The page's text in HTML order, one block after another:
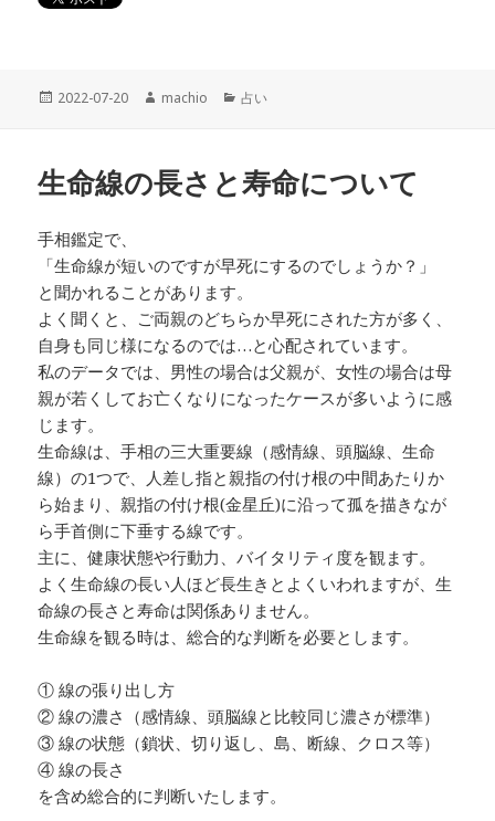
投
2022-07-20
作
machio
カ
ー
占い
生命線の長さと寿命について
手相鑑定で、
「生命線が短いのですが早死にするのでしょうか？」
と聞かれることがあります。
よく聞くと、ご両親のどちらか早死にされた方が多く、
自身も同じ様になるのでは…と心配されています。
私のデータでは、男性の場合は父親が、女性の場合は母
親が若くしてお亡くなりになったケースが多いように感
じます。
生命線は、手相の三大重要線（感情線、頭脳線、生命
線）の1つで、人差し指と親指の付け根の中間あたりか
ら始まり、親指の付け根(金星丘)に沿って孤を描きなが
ら手首側に下垂する線です。
主に、健康状態や行動力、バイタリティ度を観ます。
よく生命線の長い人ほど長生きとよくいわれますが、生
命線の長さと寿命は関係ありません。
生命線を観る時は、総合的な判断を必要とします。
① 線の張り出し方
② 線の濃さ（感情線、頭脳線と比較同じ濃さが標準）
③ 線の状態（鎖状、切り返し、島、断線、クロス等）
④ 線の長さ
を含め総合的に判断いたします。